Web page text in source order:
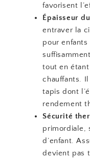
favorisent
Épaisseur
entraver la
pour
tout en
chauffants.
tapis dont
rendement
Sécurité
primordiale,
d’enfant.
devient pas